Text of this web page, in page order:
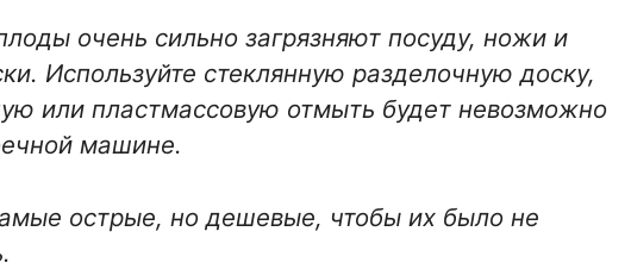
очень сильно загрязняют посуду, ножи и
Используйте стеклянную разделочную доску,
или пластмассовую отмыть будет невозможно
машине.
острые, но дешевые, чтобы их было не